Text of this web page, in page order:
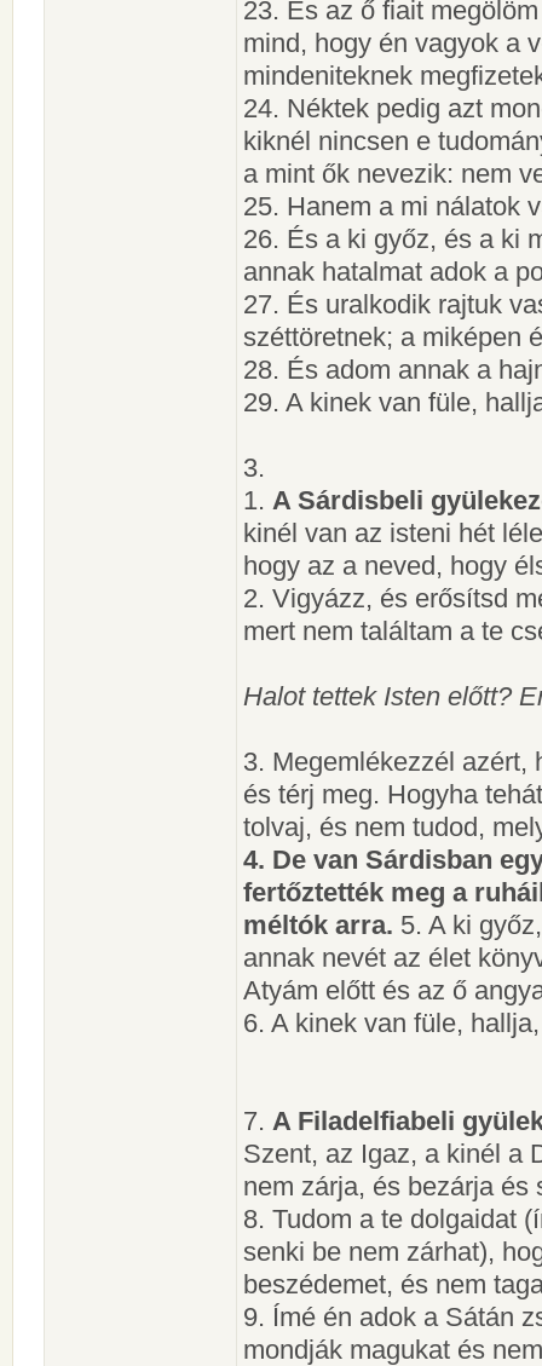
23. És az ő fiait
mind, hogy én vagyok a
mindeniteknek
24. Néktek pedig azt
kiknél nincsen e
a mint ők nevezik: nem
25. Hanem a mi nálatok
26. És a ki győz, és a ki
annak hatalmat adok a
27. És uralkodik rajtuk
széttöretnek; a miképen
28. És adom annak a
29. A kinek van füle,
3.
1. A Sárdisbeli
kinél van az isteni hét
hogy az a neved, hogy
2. Vigyázz, és erősítsd
mert nem találtam a te
Halot tettek Isten előtt?
3. Megemlékezzél azért,
és térj meg. Hogyha
tolvaj, és nem tudod,
4. De van Sárdisban
fertőztették meg a
méltók arra. 5. A ki
annak nevét az élet
Atyám előtt és az ő
6. A kinek van füle,
7. A Filadelfiabeli
Szent, az Igaz, a kinél a
nem zárja, és bezárja és
8. Tudom a te dolgaidat
senki be nem zárhat),
beszédemet, és nem
9. Ímé én adok a Sátán
mondják magukat és